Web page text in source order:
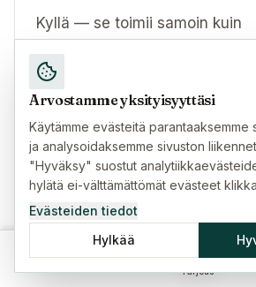
Kyllä — se toimii samoin kuin
maksuasi, ja useimmat
tunnustavat ulkomaisen
vahinkottomuushistorian, jos
kirjallisen todistuksen
vakuuttajaltasi (mieluiten
Kuinka paljon se on arvoltaan,
vakuuttajittain.
Tarjous
Arvostamme yksityisyyttäsi
Käytämme evästeitä parantaaksemme
ja analysoidaksemme sivuston
"Hyväksy" suostut
hylätä ei-välttämättömät evästeet
Evästeiden tiedot
Hylkää